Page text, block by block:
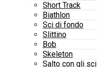
Short Track
Biathlon
Sci di fondo
Slittino
Bob
Skeleton
Salto con gli sci